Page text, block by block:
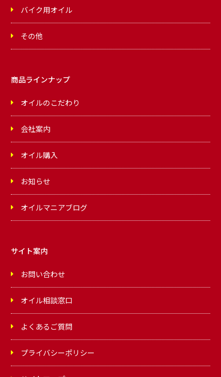
バイク用オイル
その他
商品ラインナップ
オイルのこだわり
会社案内
オイル購入
お知らせ
オイルマニアブログ
サイト案内
お問い合わせ
オイル相談窓口
よくあるご質問
プライバシーポリシー